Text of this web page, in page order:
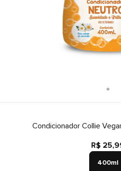
Condicionador Collie
R$
400ml